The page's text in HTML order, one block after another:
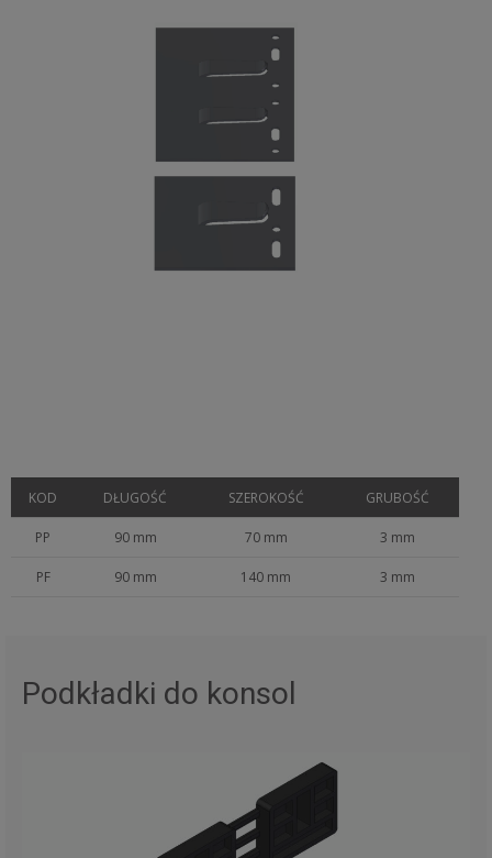
KOD DŁUGOŚĆ SZEROKOŚĆ GRUBOŚĆ
PP 90 mm 70 mm 3 mm
PF 90 mm 140 mm 3 mm
Podkładki do konsol